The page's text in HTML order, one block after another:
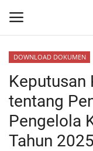
Beranda
KONTAK
Contact
DOWNLOAD DOKUMEN
Keputusan
tentang
Pengelola
Tahun 2025